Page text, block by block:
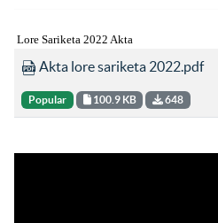
Lore Sariketa 2022 Akta
Akta lore sariketa 2022.pdf
Popular 100.9 KB 648